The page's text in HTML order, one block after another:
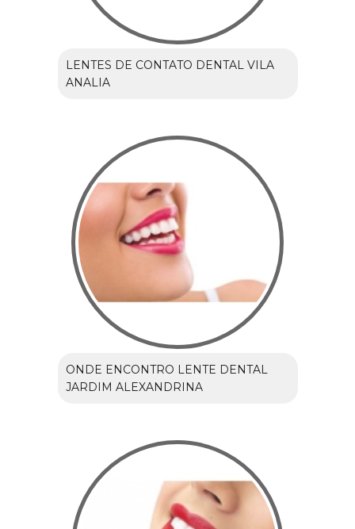
LENTES DE CONTATO DENTAL VILA
ANALIA
ONDE ENCONTRO LENTE DENTAL
JARDIM ALEXANDRINA